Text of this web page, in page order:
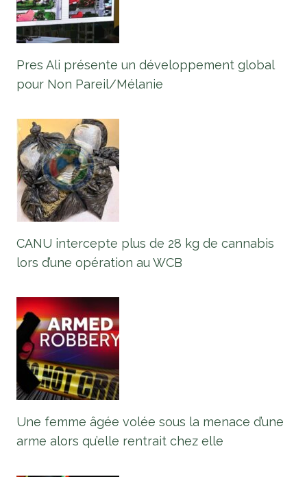
Pres Ali présente un développement global
pour Non Pareil/Mélanie
CANU intercepte plus de 28 kg de cannabis
lors d’une opération au WCB
Une femme âgée volée sous la menace d’une
arme alors qu’elle rentrait chez elle